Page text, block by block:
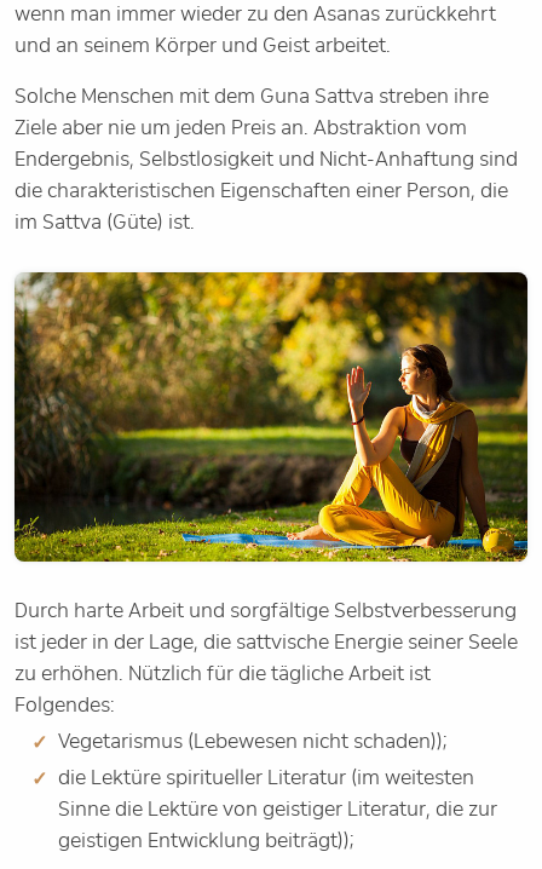
wenn man immer wieder zu den Asanas zurückkehrt
und an seinem Körper und Geist arbeitet.
Solche Menschen mit dem Guna Sattva streben ihre
Ziele aber nie um jeden Preis an. Abstraktion vom
Endergebnis, Selbstlosigkeit und Nicht-Anhaftung sind
die charakteristischen Eigenschaften einer Person, die
im Sattva (Güte) ist.
Durch harte Arbeit und sorgfältige Selbstverbesserung
ist jeder in der Lage, die sattvische Energie seiner Seele
zu erhöhen. Nützlich für die tägliche Arbeit ist
Folgendes:
Vegetarismus (Lebewesen nicht schaden));
die Lektüre spiritueller Literatur (im weitesten
Sinne die Lektüre von geistiger Literatur, die zur
geistigen Entwicklung beiträgt));